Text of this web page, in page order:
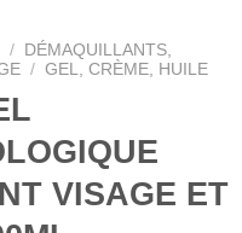
/
DÉMAQUILLANTS,
/ GEL, CRÈME, HUILE
VISAGE ET